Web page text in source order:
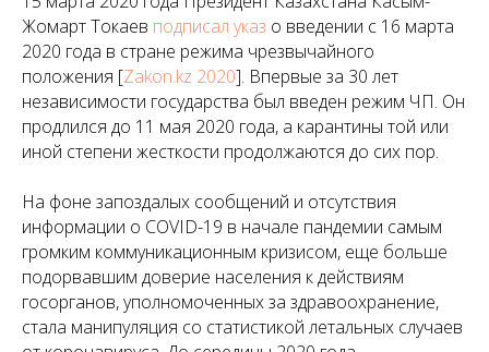
Жомарт Токаев подписал указ о введении с 16 марта
2020 года в стране режима чрезвычайного
положения [Zakon.kz 2020]. Впервые за 30 лет
независимости государства был введен режим ЧП. Он
продлился до 11 мая 2020 года, а карантины той или
иной степени жесткости продолжаются до сих пор.
На фоне запоздалых сообщений и отсутствия
информации о COVID-19 в начале пандемии самым
громким коммуникационным кризисом, еще больше
подорвавшим доверие населения к действиям
госорганов, уполномоченных за здравоохранение,
стала манипуляция со статистикой летальных случаев